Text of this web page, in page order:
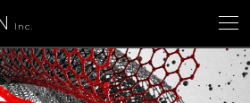
Inc.